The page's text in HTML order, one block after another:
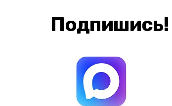
Подпишись!